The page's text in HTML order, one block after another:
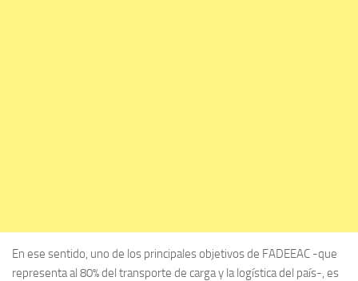
En ese sentido, uno de los principales objetivos de FADEEAC -que
representa al 80% del transporte de carga y la logística del país-, es